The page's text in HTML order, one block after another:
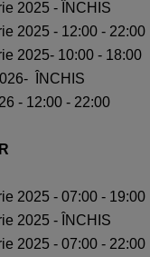
2025 - ÎNCHIS​
2025 - 12:00 - 22:00
2025- 10:00 - 18:00​
ÎNCHIS​
- 12:00 - 22:00
2025 - 07:00 - 19:00​
2025 - ÎNCHIS​
2025 - 07:00 - 22:00​